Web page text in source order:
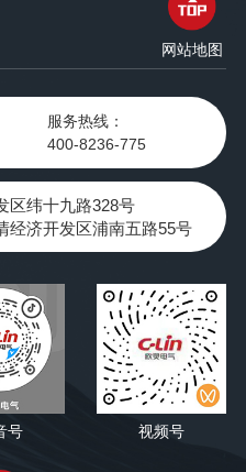
网站地图
服务热线：
400-8236-775
区纬十九路328号
经济开发区浦南五路55号
号 视频号